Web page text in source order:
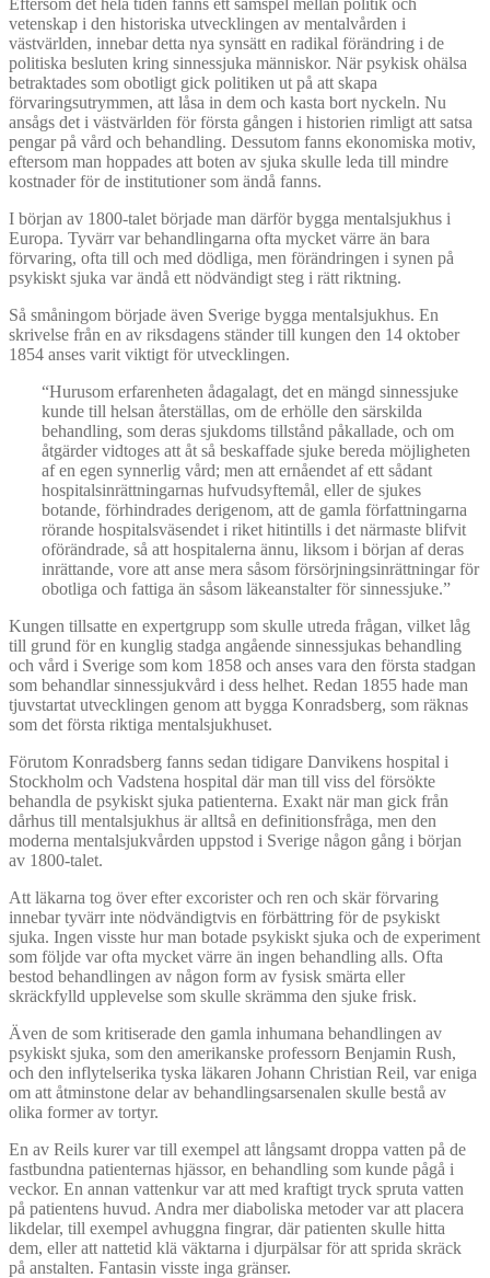
vetenskap i den historiska utvecklingen av mentalvården i
västvärlden, innebar detta nya synsätt en radikal förändring i de
politiska besluten kring sinnessjuka människor. När psykisk ohälsa
betraktades som obotligt gick politiken ut på att skapa
förvaringsutrymmen, att låsa in dem och kasta bort nyckeln. Nu
ansågs det i västvärlden för första gången i historien rimligt att satsa
pengar på vård och behandling. Dessutom fanns ekonomiska motiv,
eftersom man hoppades att boten av sjuka skulle leda till mindre
kostnader för de institutioner som ändå fanns.
I början av 1800-talet började man därför bygga mentalsjukhus i
Europa. Tyvärr var behandlingarna ofta mycket värre än bara
förvaring, ofta till och med dödliga, men förändringen i synen på
psykiskt sjuka var ändå ett nödvändigt steg i rätt riktning.
Så småningom började även Sverige bygga mentalsjukhus. En
skrivelse från en av riksdagens ständer till kungen den 14 oktober
1854 anses varit viktigt för utvecklingen.
“Hurusom erfarenheten ådagalagt, det en mängd sinnessjuke
kunde till helsan återställas, om de erhölle den särskilda
behandling, som deras sjukdoms tillstånd påkallade, och om
åtgärder vidtoges att åt så beskaffade sjuke bereda möjligheten
af en egen synnerlig vård; men att ernåendet af ett sådant
hospitalsinrättningarnas hufvudsyftemål, eller de sjukes
botande, förhindrades derigenom, att de gamla författningarna
rörande hospitalsväsendet i riket hitintills i det närmaste blifvit
oförändrade, så att hospitalerna ännu, liksom i början af deras
inrättande, vore att anse mera såsom försörjningsinrättningar för
obotliga och fattiga än såsom läkeanstalter för sinnessjuke.”
Kungen tillsatte en expertgrupp som skulle utreda frågan, vilket låg
till grund för en kunglig stadga angående sinnessjukas behandling
och vård i Sverige som kom 1858 och anses vara den första stadgan
som behandlar sinnessjukvård i dess helhet. Redan 1855 hade man
tjuvstartat utvecklingen genom att bygga Konradsberg, som räknas
som det första riktiga mentalsjukhuset.
Förutom Konradsberg fanns sedan tidigare Danvikens hospital i
Stockholm och Vadstena hospital där man till viss del försökte
behandla de psykiskt sjuka patienterna. Exakt när man gick från
dårhus till mentalsjukhus är alltså en definitionsfråga, men den
moderna mentalsjukvården uppstod i Sverige någon gång i början
av 1800-talet.
Att läkarna tog över efter excorister och ren och skär förvaring
innebar tyvärr inte nödvändigtvis en förbättring för de psykiskt
sjuka. Ingen visste hur man botade psykiskt sjuka och de experiment
som följde var ofta mycket värre än ingen behandling alls. Ofta
bestod behandlingen av någon form av fysisk smärta eller
skräckfylld upplevelse som skulle skrämma den sjuke frisk.
Även de som kritiserade den gamla inhumana behandlingen av
psykiskt sjuka, som den amerikanske professorn Benjamin Rush,
och den inflytelserika tyska läkaren Johann Christian Reil, var eniga
om att åtminstone delar av behandlingsarsenalen skulle bestå av
olika former av tortyr.
En av Reils kurer var till exempel att långsamt droppa vatten på de
fastbundna patienternas hjässor, en behandling som kunde pågå i
veckor. En annan vattenkur var att med kraftigt tryck spruta vatten
på patientens huvud. Andra mer diaboliska metoder var att placera
likdelar, till exempel avhuggna fingrar, där patienten skulle hitta
dem, eller att nattetid klä väktarna i djurpälsar för att sprida skräck
på anstalten. Fantasin visste inga gränser.